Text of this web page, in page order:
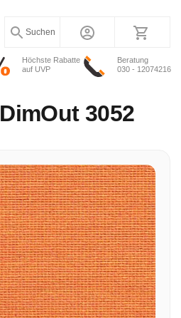
Höchste Rabatte
auf UVP
Beratung
030 - 12074216
Suchen
3052